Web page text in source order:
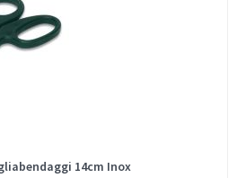
14cm Inox